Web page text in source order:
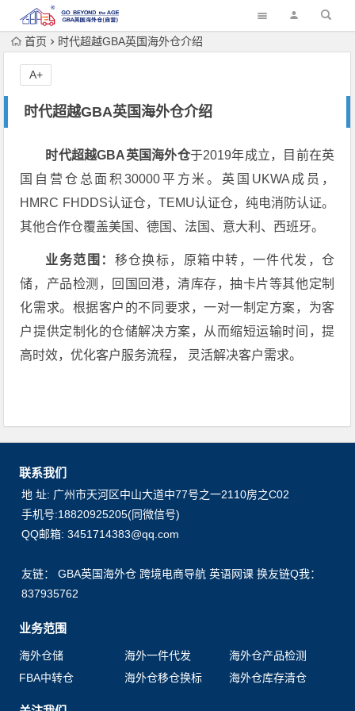
首页 时代超越GBA英国海外仓介绍
时代超越GBA英国海外仓介绍
时代超越GBA英国海外仓于2019年成立，目前在英
国自营仓总面积30000平方米。英国UKWA成员，
HMRC FHDDS认证仓，TEMU认证仓，纯电消防认证。
其他合作仓覆盖美国、德国、法国、意大利、西班牙。
业务范围： 移仓换标，原箱中转，一件代发，仓
储，产品检测，回国回港，清库存，抽卡片等其他定制
化需求。根据客户的不同要求，一对一制定方案，为客
户提供定制化的仓储解决方案，从而缩短运输时间，提
高时效，优化客户服务流程， 灵活解决客户需求。
A+
联系我们
地 址: 广州市天河区中山大道中77号之一2110房之C02
手机号:18820925205(同微信号)
QQ邮箱: 3451714383@qq.com
友链：GBA英国海外仓 跨境电商导航 英语网课 换友链Q我：
837935762
业务范围
海外仓储 海外一件代发
海外仓产品检测
FBA中转仓
海外仓移仓换标 海外仓库存清仓